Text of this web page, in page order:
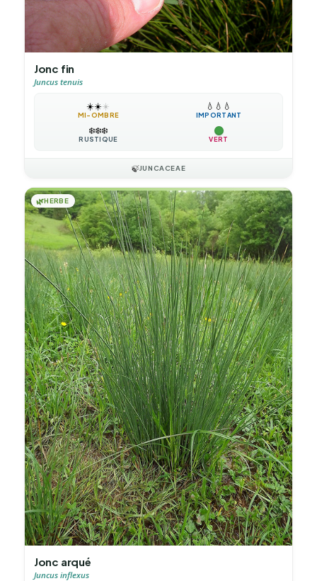
Jonc fin
Juncus tenuis
☀️☀️☀️
MI-OMBRE
💧 💧 💧
IMPORTANT
❄️❄️❄️
RUSTIQUE VERT
🍃JUNCACEAE
🌿HERBE
Jonc arqué
Juncus inflexus